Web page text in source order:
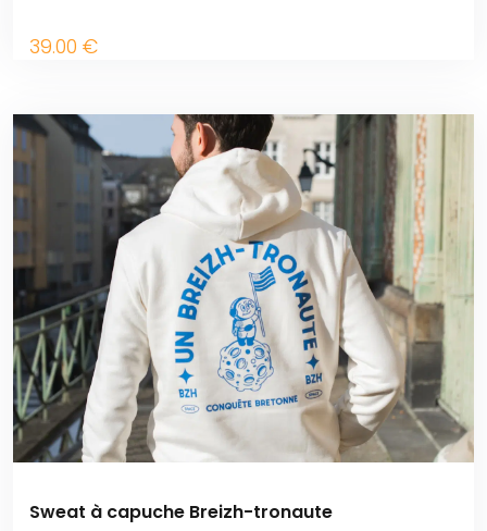
39.00 €
Sweat à capuche Breizh-tronaute